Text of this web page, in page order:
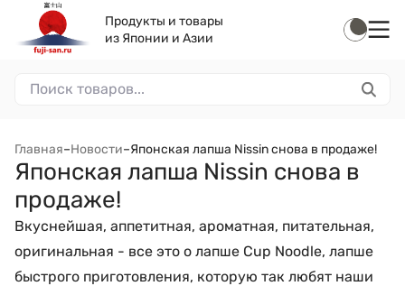
Продукты и товары
из Японии и Азии
Главная–Новости–Японская лапша Nissin снова в продаже!
Японская лапша Nissin снова в
продаже!
Вкуснейшая, аппетитная, ароматная, питательная,
оригинальная - все это о лапше Cup Noodle, лапше
быстрого приготовления, которую так любят наши